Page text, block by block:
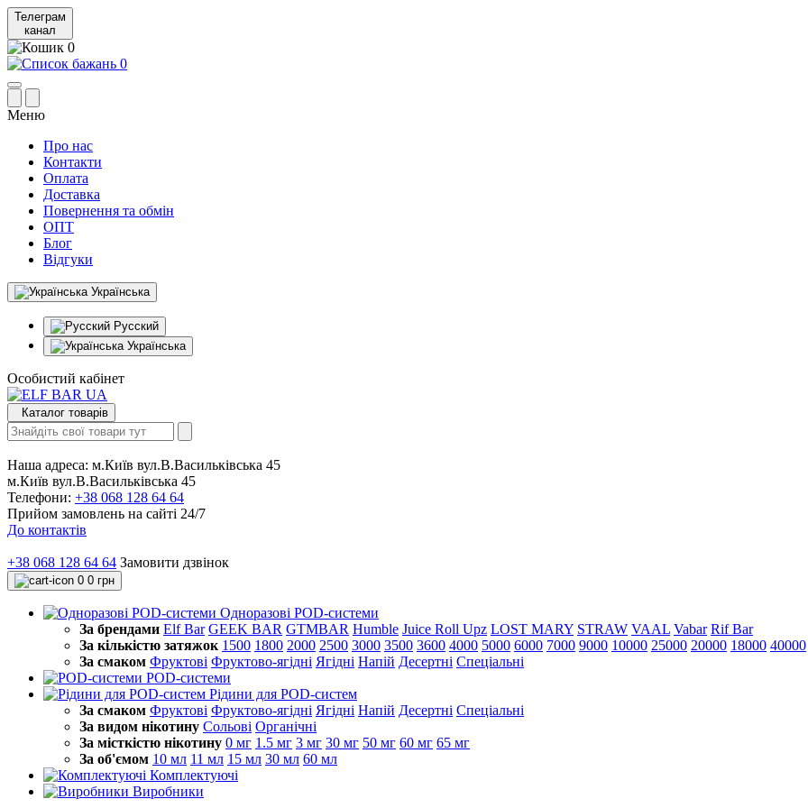
Телеграм
канал
0
0
Меню
Про нас
Контакти
Оплата
Доставка
Повернення та обмін
ОПТ
Блог
Відгуки
Українська
Русский
Українська
Особистий кабінет
Каталог товарів
Наша адреса: м.Київ вул.В.Васильківська 45
м.Київ вул.В.Васильківська 45
Телефони: +38 068 128 64 64
Прийом замовлень на сайті 24/7
До контактів
+38 068 128 64 64 Замовити дзвінок
0 0 грн
Одноразові POD-системи
За брендами Elf Bar GEEK BAR GTMBAR Humble Juice Roll Upz LOST MARY STRAW VAAL Vabar Rif Bar
За кількістю затяжок 1500 1800 2000 2500 3000 3500 3600 4000 5000 6000 7000 9000 10000 25000 20000 18000 40000
За смаком Фруктові Фруктово-ягідні Ягідні Напій Десертні Спеціальні
POD-системи
Рідини для POD-систем
За смаком Фруктові Фруктово-ягідні Ягідні Напій Десертні Спеціальні
За видом нікотину Сольові Органічні
За місткістю нікотину 0 мг 1.5 мг 3 мг 30 мг 50 мг 60 мг 65 мг
За об'ємом 10 мл 11 мл 15 мл 30 мл 60 мл
Комплектуючі
Виробники